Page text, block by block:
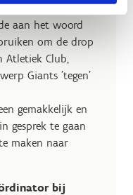
tool om tieners
aan het woord
om de drop
Atletiek Club,
Giants 'tegen'
gemakkelijk en
gesprek te gaan
maken naar
bij